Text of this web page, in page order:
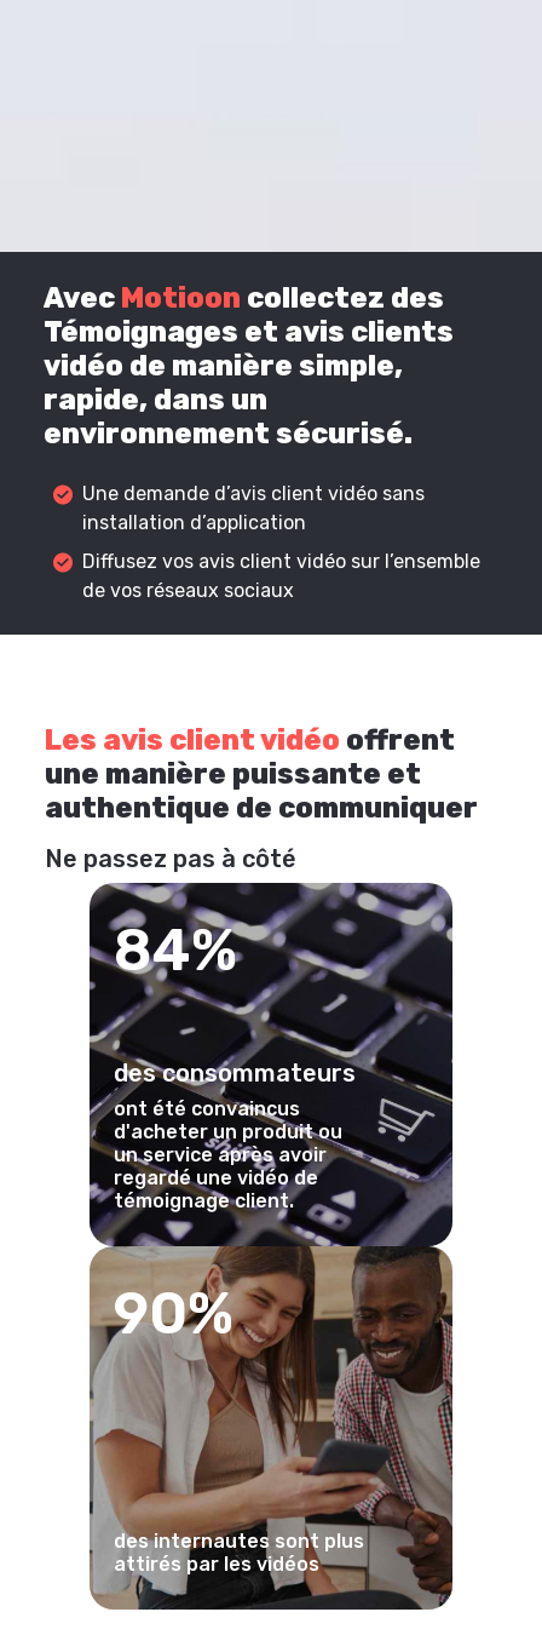
Avec Motioon collectez des
Témoignages et avis clients
vidéo de manière simple,
rapide, dans un
environnement sécurisé.
Une demande d’avis client vidéo sans
installation d’application
Diffusez vos avis client vidéo sur l’ensemble
de vos réseaux sociaux
Les avis client vidéo offrent
une manière puissante et
authentique de communiquer
Ne passez pas à côté
84%
des consommateurs
ont été convaincus
d'acheter un produit ou
un service après avoir
regardé une vidéo de
témoignage client.
90%
des internautes sont plus
attirés par les vidéos